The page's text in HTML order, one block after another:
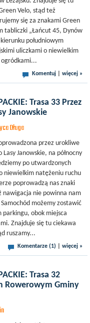
Velo, stąd też
się za znakami Green
tabliczki „Łańcut 45, Dynów
południowym
uliczkami o niewielkim
ogródkami...
Komentuj więcej »
Trasa 33 Przez
Janowskie
Długa
przez urokliwe
Janowskie, na północny
po utwardzonych
niewielkim natężeniu ruchu
poprowadzą nas znaki
nie powinna nam
możemy zostawić
parkingu, obok miejsca
Znajduje się tu ciekawa
ruszamy...
Komentarze (1) więcej »
Trasa 32
Rowerowym Gminy